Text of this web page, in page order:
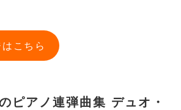
こちら
ピアノ連弾曲集 デュオ・